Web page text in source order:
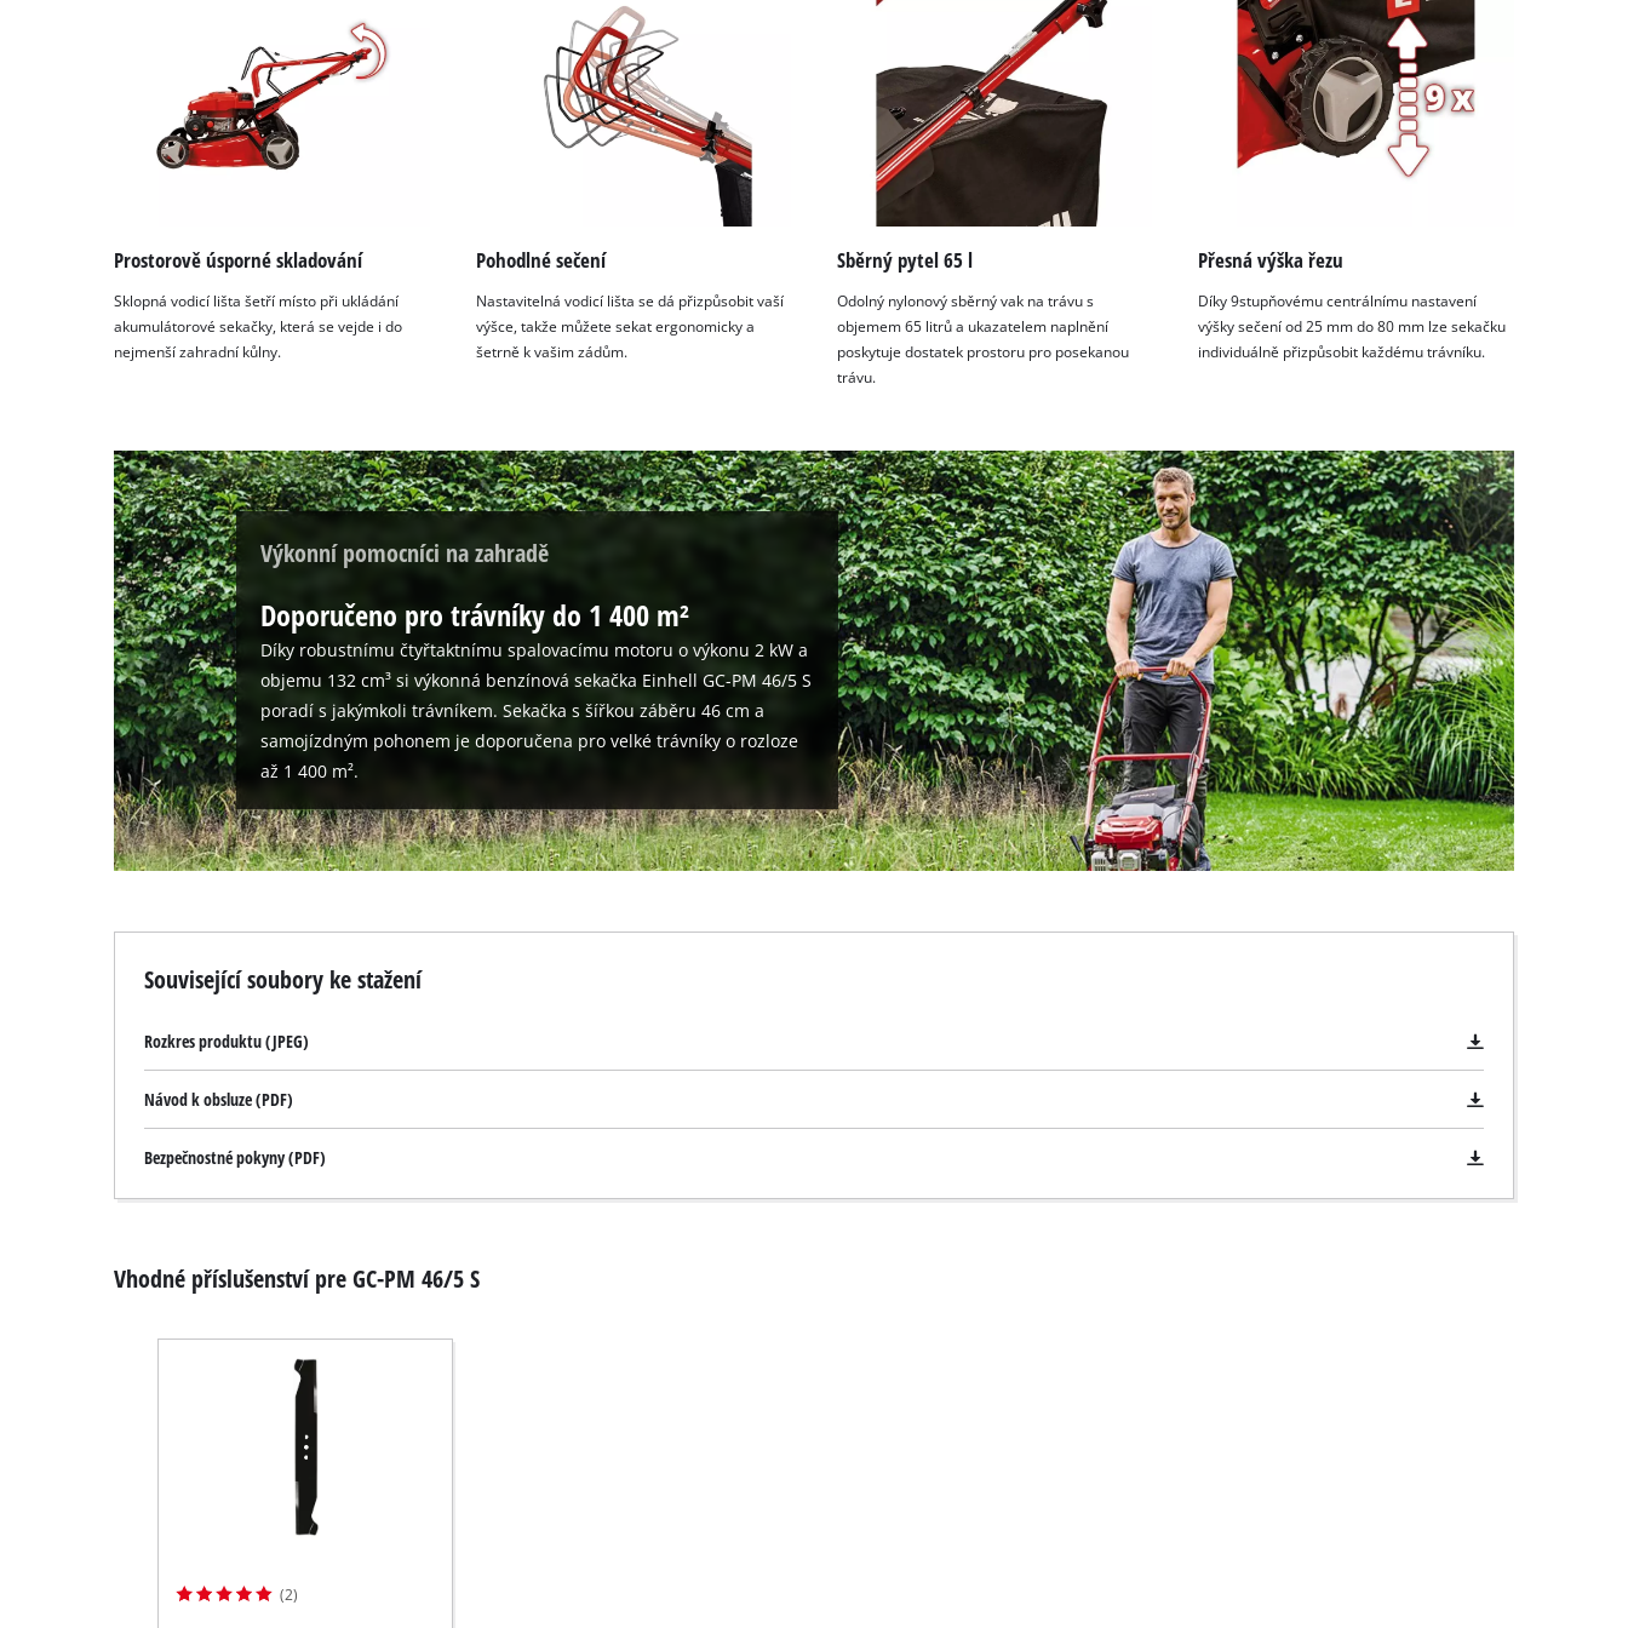
visitor. The website owner needs to setup
the site with their CMP to add this content
Powered by
Usercentrics Consent
Management Platform
Prostorově úsporné skladování
Sklopná vodicí lišta šetří místo při ukládání
akumulátorové sekačky, která se vejde i do
nejmenší zahradní kůlny.
Pohodlné sečení
Nastavitelná vodicí lišta se dá přizpůsobit vaší
výšce, takže můžete sekat ergonomicky a
šetrně k vašim zádům.
Sběrný pytel 65 l
Odolný nylonový sběrný vak na trávu s
objemem 65 litrů a ukazatelem naplnění
poskytuje dostatek prostoru pro posekanou
trávu.
Přesná výška řezu
Díky 9stupňovému centrálnímu nastavení
výšky sečení od 25 mm do 80 mm lze sekačku
individuálně přizpůsobit každému trávníku.
Výkonní pomocníci na zahradě
Doporučeno pro trávníky do 1 400 m²
Díky robustnímu čtyřtaktnímu spalovacímu motoru o výkonu 2 kW a
objemu 132 cm³ si výkonná benzínová sekačka Einhell GC-PM 46/5 S
poradí s jakýmkoli trávníkem. Sekačka s šířkou záběru 46 cm a
samojízdným pohonem je doporučena pro velké trávníky o rozloze
až 1 400 m².
Související soubory ke stažení
Rozkres produktu (JPEG)
Návod k obsluze (PDF)
Bezpečnostné pokyny (PDF)
Vhodné příslušenství pre GC-PM 46/5 S
(2)